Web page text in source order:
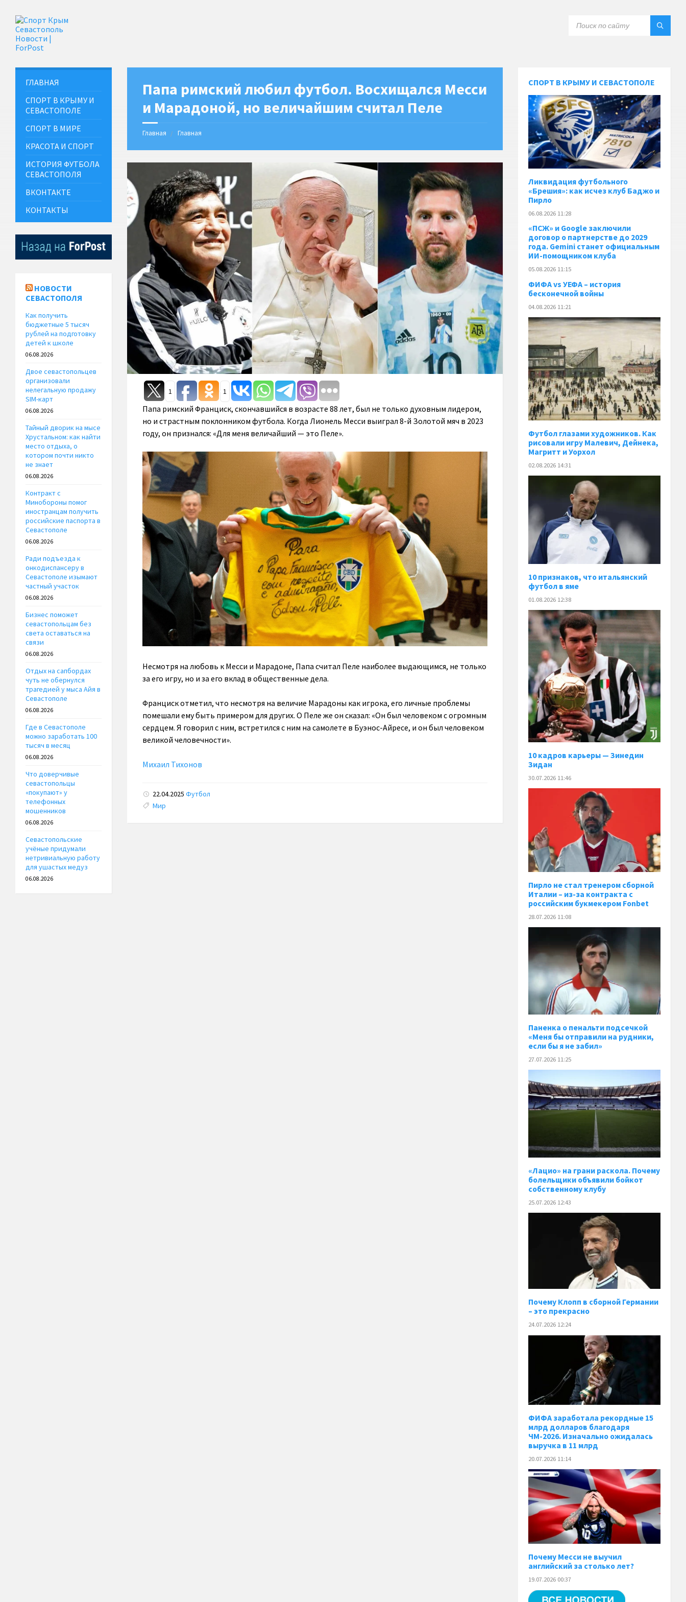
Папа римский любил футбол. Восхищался Месси
и Марадоной, но величайшим считал Пеле
Главная Главная
1 1
Папа римский Франциск, скончавшийся в возрасте 88 лет, был не только духовным лидером,
но и страстным поклонником футбола. Когда Лионель Месси выиграл 8-й Золотой мяч в 2023
году, он признался: «Для меня величайший — это Пеле».
Несмотря на любовь к Месси и Марадоне, Папа считал Пеле наиболее выдающимся, не только
за его игру, но и за его вклад в общественные дела.
Франциск отметил, что несмотря на величие Марадоны как игрока, его личные проблемы
помешали ему быть примером для других. О Пеле же он сказал: «Он был человеком с огромным
сердцем. Я говорил с ним, встретился с ним на самолете в Буэнос-Айресе, и он был человеком
великой человечности».
Михаил Тихонов
22.04.2025 Футбол
Tags:
Мир
ГЛАВНАЯ
СПОРТ В КРЫМУ И
СЕВАСТОПОЛЕ
СПОРТ В МИРЕ
КРАСОТА И СПОРТ
ИСТОРИЯ ФУТБОЛА
СЕВАСТОПОЛЯ
ВКОНТАКТЕ
КОНТАКТЫ
НОВОСТИ
СЕВАСТОПОЛЯ
Как получить
бюджетные 5 тысяч
рублей на подготовку
детей к школе
06.08.2026
Двое севастопольцев
организовали
нелегальную продажу
SIM-карт
06.08.2026
Тайный дворик на мысе
Хрустальном: как найти
место отдыха, о
котором почти никто
не знает
06.08.2026
Контракт с
Минобороны помог
иностранцам получить
российские паспорта в
Севастополе
06.08.2026
Ради подъезда к
онкодиспансеру в
Севастополе изымают
частный участок
06.08.2026
Бизнес поможет
севастопольцам без
света оставаться на
связи
06.08.2026
Отдых на сапбордах
чуть не обернулся
трагедией у мыса Айя в
Севастополе
06.08.2026
Где в Севастополе
можно заработать 100
тысяч в месяц
06.08.2026
Что доверчивые
севастопольцы
«покупают» у
телефонных
мошенников
06.08.2026
Севастопольские
учёные придумали
нетривиальную работу
для ушастых медуз
06.08.2026
СПОРТ В КРЫМУ И СЕВАСТОПОЛЕ
Ликвидация футбольного
«Брешия»: как исчез клуб Баджо и
Пирло
06.08.2026 11:28
«ПСЖ» и Google заключили
договор о партнерстве до 2029
года. Gemini станет официальным
ИИ-помощником клуба
05.08.2026 11:15
ФИФА vs УЕФА – история
бесконечной войны
04.08.2026 11:21
Футбол глазами художников. Как
рисовали игру Малевич, Дейнека,
Магритт и Уорхол
02.08.2026 14:31
10 признаков, что итальянский
футбол в яме
01.08.2026 12:38
10 кадров карьеры — Зинедин
Зидан
30.07.2026 11:46
Пирло не стал тренером сборной
Италии – из-за контракта с
российским букмекером Fonbet
28.07.2026 11:08
Паненка o пенальти подсечкой
«Меня бы отправили на рудники,
если бы я не забил»
27.07.2026 11:25
«Лацио» на грани раскола. Почему
болельщики объявили бойкот
собственному клубу
25.07.2026 12:43
Почему Клопп в сборной Германии
– это прекрасно
24.07.2026 12:24
ФИФА заработала рекордные 15
млрд долларов благодаря
ЧМ-2026. Изначально ожидалась
выручка в 11 млрд
20.07.2026 11:14
Почему Месси не выучил
английский за столько лет?
19.07.2026 00:37